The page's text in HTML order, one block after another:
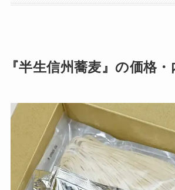
『半生信州蕎麦』の価格・